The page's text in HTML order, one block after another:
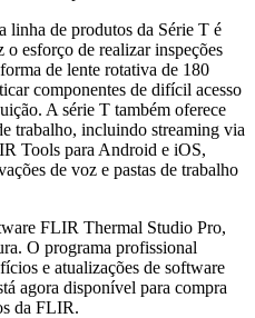
linha de produtos da Série T é
esforço de realizar inspeções
de lente rotativa de 180
componentes de difícil acesso
A série T também oferece
trabalho, incluindo streaming via
Tools para Android e iOS,
de voz e pastas de trabalho
FLIR Thermal Studio Pro,
O programa profissional
e atualizações de software
agora disponível para compra
da FLIR.